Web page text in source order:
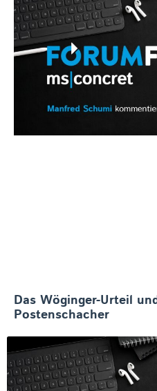
Das Wöginger-Urteil
Postenschacher